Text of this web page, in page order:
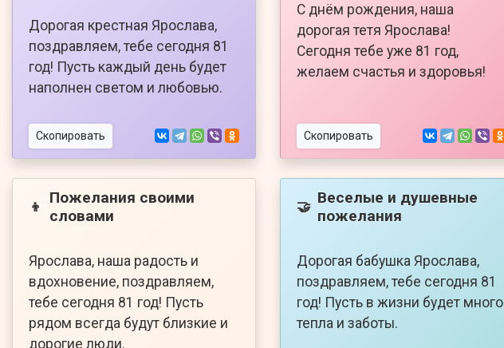
Дорогая крестная Ярослава,
поздравляем, тебе сегодня 81
год! Пусть каждый день будет
наполнен светом и любовью.
Скопировать
С днём рождения, наша
дорогая тетя Ярослава!
Сегодня тебе уже 81 год,
желаем счастья и здоровья!
Скопировать
👦
Пожелания своими
словами
Ярослава, наша радость и
вдохновение, поздравляем,
тебе сегодня 81 год! Пусть
рядом всегда будут близкие и
дорогие люди.
🤝 Веселые и душевные
пожелания
Дорогая бабушка Ярослава,
поздравляем, тебе сегодня 81
год! Пусть в жизни будет много
тепла и заботы.